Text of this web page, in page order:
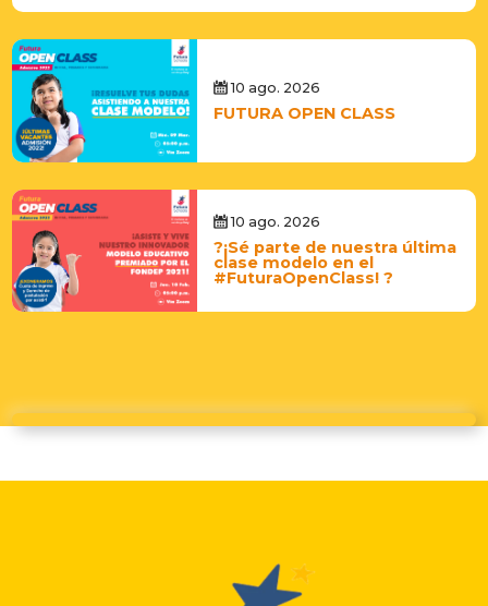
10 ago. 2026
FUTURA OPEN CLASS
10 ago. 2026
?¡Sé parte de nuestra última
clase modelo en el
#FuturaOpenClass! ?